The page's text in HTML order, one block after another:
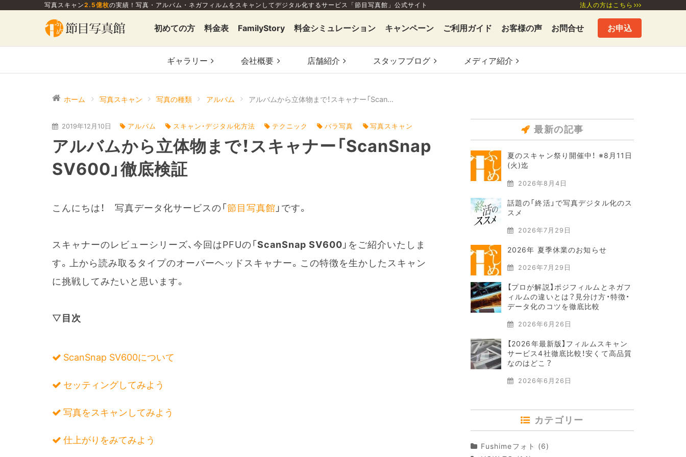
写真スキャン2.5億枚の実績！写真・アルバム・ネガフィルムをスキャンしてデジタル化するサービス「節目写真館」公式サイト 法人の方はこちら
初めての方 料金表 FamilyStory 料金シミュレーション キャンペーン ご利用ガイド お客様の声 お問合せ お申込
ギャラリー 会社概要 店舗紹介 スタッフブログ メディア紹介
ホーム 写真スキャン 写真の種類 アルバム アルバムから立体物まで！スキャナー「ScanSnap SV600」徹底検証
2019年12月10日 アルバム スキャン・デジタル化方法 テクニック バラ写真 写真スキャン
アルバムから立体物まで！スキャナー「ScanSnap
SV600」徹底検証
こんにちは！ 写真データ化サービスの「節目写真館 」です。
スキャナーのレビューシリーズ、今回はPFUの「ScanSnap SV600 」をご紹介いたしま
す。上から読み取るタイプのオーバーヘッドスキャナー。この特徴を生かしたスキャン
に挑戦してみたいと思います。
▽目次
ScanSnap SV600について
セッティングしてみよう
写真をスキャンしてみよう
仕上がりをみてみよう
最新の記事
夏のスキャン祭り開催中！ ※8月11日
(火)迄
2026年8月4日
話題の「終活」で写真デジタル化のス
スメ
2026年7月29日
2026年 夏季休業のお知らせ
2026年7月29日
【プロが解説】ポジフィルムとネガフ
ィルムの違いとは？見分け方・特徴・
データ化のコツを徹底比較
2026年6月26日
【2026年最新版】フィルムスキャン
サービス4社徹底比較！安くて高品質
なのはどこ？
2026年6月26日
カテゴリー
Fushimeフォト (6)